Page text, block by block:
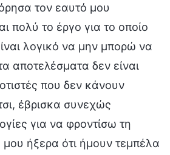
τον εαυτό μου
πολύ το έργο για το οποίο
λογικό να μην μπορώ να
αποτελέσματα δεν είναι
που δεν κάνουν
έβρισκα συνεχώς
για να φροντίσω τη
ήξερα ότι ήμουν τεμπέλα